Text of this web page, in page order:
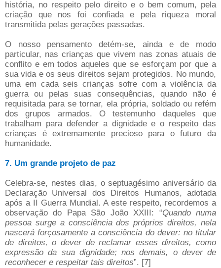
história, no respeito pelo direito e o bem comum, pela
criação que nos foi confiada e pela riqueza moral
transmitida pelas gerações passadas.
O nosso pensamento detém-se, ainda e de modo
particular, nas crianças que vivem nas zonas atuais de
conflito e em todos aqueles que se esforçam por que a
sua vida e os seus direitos sejam protegidos. No mundo,
uma em cada seis crianças sofre com a violência da
guerra ou pelas suas consequências, quando não é
requisitada para se tornar, ela própria, soldado ou refém
dos grupos armados. O testemunho daqueles que
trabalham para defender a dignidade e o respeito das
crianças é extremamente precioso para o futuro da
humanidade.
7. Um grande projeto de paz
Celebra-se, nestes dias, o septuagésimo aniversário da
Declaração Universal dos Direitos Humanos, adotada
após a II Guerra Mundial. A este respeito, recordemos a
observação do Papa São João XXIII: “Quando numa
pessoa surge a consciência dos próprios direitos, nela
nascerá forçosamente a consciência do dever: no titular
de direitos, o dever de reclamar esses direitos, como
expressão da sua dignidade; nos demais, o dever de
reconhecer e respeitar tais direitos”. [7]